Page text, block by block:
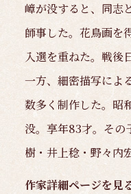
嶂が没すると、同志
師事した。花鳥画を
入選を重ねた。戦後
一方、細密描写によ
数多く制作した。昭
没。享年83才。その
樹・井上稔・野々内
作家詳細ページを見